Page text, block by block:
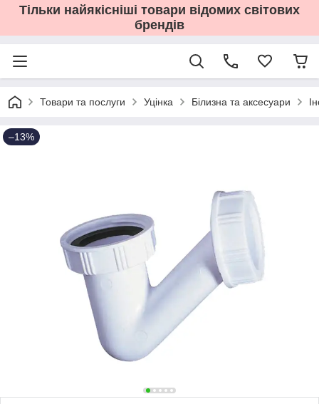
Тільки найякісніші товари відомих світових
брендів
Товари та послуги Уцінка Білизна та аксесуари
–13%